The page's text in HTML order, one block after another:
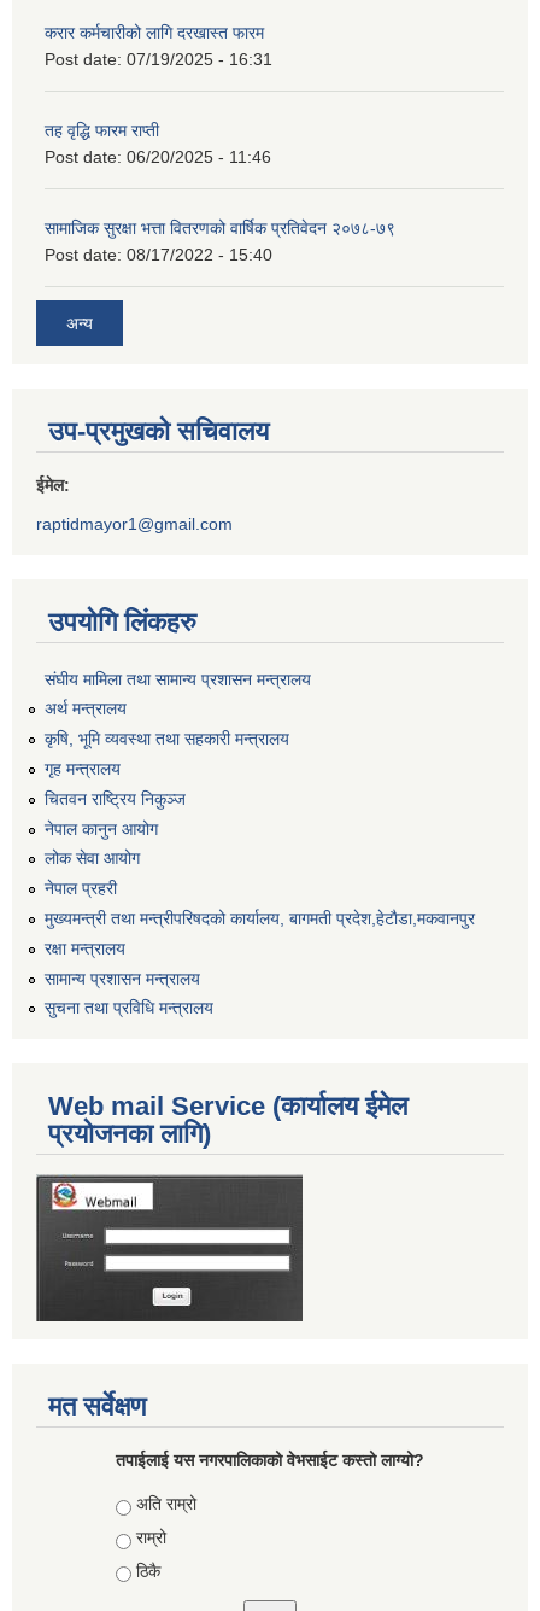
करार कर्मचारीको लागि दरखास्त फारम
Post date: 07/19/2025 - 16:31
तह वृद्धि फारम राप्ती
Post date: 06/20/2025 - 11:46
सामाजिक सुरक्षा भत्ता वितरणको वार्षिक प्रतिवेदन २०७८-७९
Post date: 08/17/2022 - 15:40
अन्य
उप-प्रमुखको सचिवालय
ईमेल:
raptidmayor1@gmail.com
उपयोगि लिंकहरु
संघीय मामिला तथा सामान्य प्रशासन मन्त्रालय
अर्थ मन्त्रालय
कृषि, भूमि व्यवस्था तथा सहकारी मन्त्रालय
गृह मन्त्रालय
चितवन राष्ट्रिय निकुञ्ज
नेपाल कानुन आयोग
लोक सेवा आयोग
नेपाल प्रहरी
मुख्यमन्त्री तथा मन्त्रीपरिषदको कार्यालय, बागमती प्रदेश,हेटाैडा,मकवानपुर
रक्षा मन्त्रालय
सामान्य प्रशासन मन्त्रालय
सुचना तथा प्रविधि मन्त्रालय
Web mail Service (कार्यालय ईमेल
प्रयोजनका लागि)
मत सर्वेक्षण
तपाईलाई यस नगरपालिकाको वेभसाईट कस्तो लाग्यो?
Choices
अति राम्रो
राम्रो
ठिकै